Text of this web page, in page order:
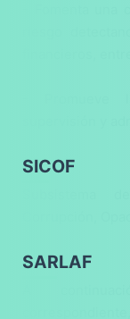
- Fomenta
riesgo
- Promueve
supervisión y
SICOF
Subsistema
Corrupción,